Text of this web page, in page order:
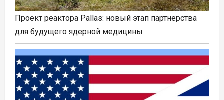
Проект реактора Pallas: новый этап партнерства
для будущего ядерной медицины